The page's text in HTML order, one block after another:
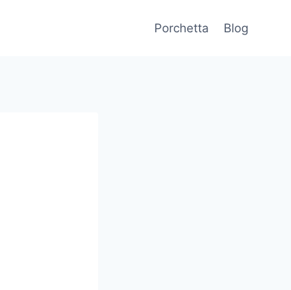
Porchetta Blog